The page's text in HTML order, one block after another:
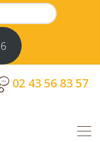
02 43 56 83 57